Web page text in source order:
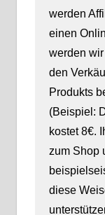
werden
einen
werden
den
Produkts
(Beispiel:
kostet 8€.
zum Shop
diese